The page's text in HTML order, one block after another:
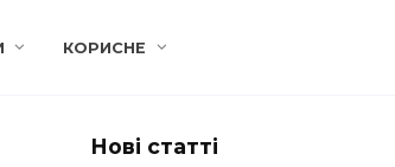
КОРИСНЕ
Нові статті